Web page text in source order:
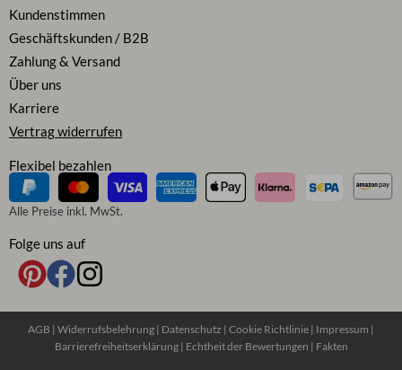
Kundenstimmen
Geschäftskunden / B2B
Zahlung & Versand
Über uns
Karriere
Vertrag widerrufen
Flexibel bezahlen
Alle Preise inkl. MwSt.
Folge uns auf
AGB | Widerrufsbelehrung | Datenschutz | Cookie Richtlinie | Impressum |
Barrierefreiheitserklärung| Echtheit der Bewertungen | Fakten